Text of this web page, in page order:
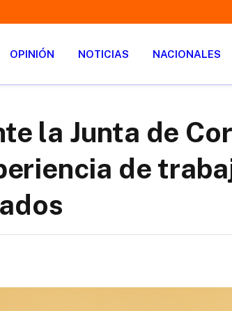
OPINIÓN NOTICIAS NACIONALES
la Junta de
de